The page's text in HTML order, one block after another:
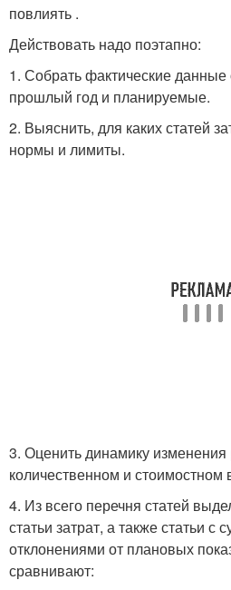
повлиять .
Действовать надо поэтапно:
1. Собрать фактические данные
прошлый год и планируемые.
2. Выяснить, для каких статей
нормы и лимиты.
3. Оценить динамику изменения
количественном и
4. Из всего перечня статей
статьи затрат, а также статьи с
отклонениями от плановых
сравнивают: